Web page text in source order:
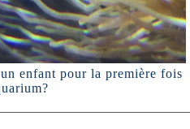
enfant pour la première fois